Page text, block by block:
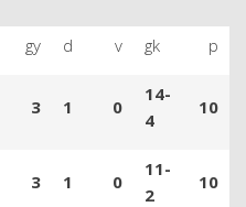
gy d v gk p
3 1 0
14-
4
10
3 1 0
11-
2
10